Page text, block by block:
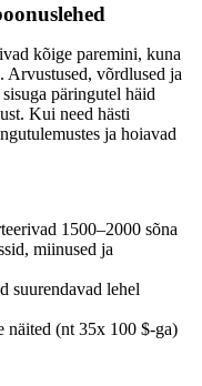
kõige paremini, kuna
Arvustused, võrdlused ja
päringutel häid
Kui need hästi
ja hoiavad
1500–2000 sõna
miinused ja
suurendavad lehel
näited (nt 35x 100 $-ga)